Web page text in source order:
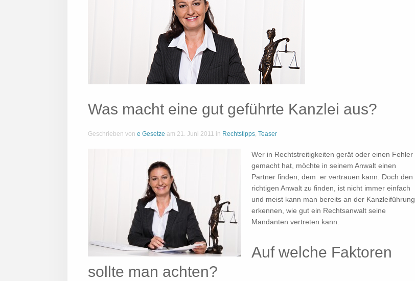
Was macht eine gut geführte Kanzlei aus?
Geschrieben von e Gesetze am 21. Juni 2011 in Rechtstipps, Teaser
Wer in Rechtstreitigkeiten gerät oder einen Fehler
gemacht hat, möchte in seinem Anwalt einen
Partner finden, dem er vertrauen kann. Doch den
richtigen Anwalt zu finden, ist nicht immer einfach
und meist kann man bereits an der Kanzleiführung
erkennen, wie gut ein Rechtsanwalt seine
Mandanten vertreten kann.
Auf welche Faktoren
sollte man achten?